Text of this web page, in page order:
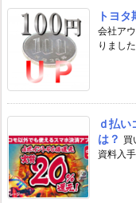
トヨ
会社ア
りまし
ｄ払
は？ 買
資料入